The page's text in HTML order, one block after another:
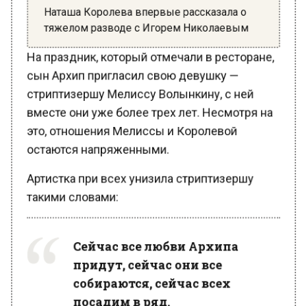
тяжелом разводе с Игорем Николаевым
На праздник, который отмечали в ресторане,
сын Архип пригласил свою девушку —
стриптизершу Мелиссу Волынкину, с ней
вместе они уже более трех лет. Несмотря на
это, отношения Мелиссы и Королевой
остаются напряженными.
Артистка при всех унизила стриптизершу
такими словами:
Сейчас все любви Архипа
придут, сейчас они все
собираются, сейчас всех